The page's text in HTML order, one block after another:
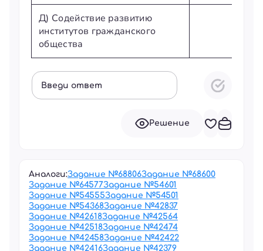
Д) Содействие развитию
институтов гражданского
общества
Введи ответ
Решение
Аналоги:Задание №68806Задание №68600
Задание №64577Задание №54601
Задание №54555Задание №54501
Задание №54368Задание №42837
Задание №42618Задание №42564
Задание №42518Задание №42474
Задание №42458Задание №42422
Задание №42416Задание №42379